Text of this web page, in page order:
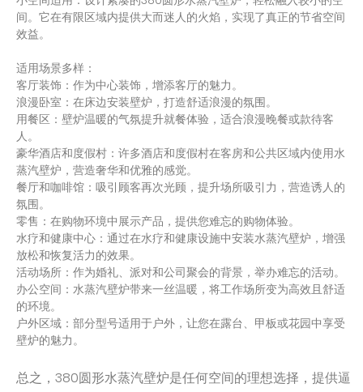
间。它在有限区域内提供大而迷人的火焰，实现了真正的节省空间
效益。
适用场景多样：
客厅装饰：作为中心装饰，增添客厅的魅力。
浪漫卧室：在床边安装壁炉，打造舒适浪漫的氛围。
用餐区：壁炉温暖的气氛提升就餐体验，适合浪漫晚餐或款待客
人。
豪华酒店和度假村：许多酒店和度假村在客房和公共区域内使用水
蒸汽壁炉，营造奢华和优雅的感觉。
餐厅和咖啡馆：吸引顾客再次光顾，提升场所吸引力，营造诱人的
氛围。
零售：在购物环境中展示产品，提供您难忘的购物体验。
水疗和健康中心：通过在水疗和健康设施中安装水蒸汽壁炉，增强
放松和恢复活力的效果。
活动场所：作为婚礼、派对和公司聚会的背景，举办难忘的活动。
办公空间：水蒸汽壁炉带来一丝温暖，将工作场所变为高效且舒适
的环境。
户外区域：部分型号适用于户外，让您在露台、甲板或花园中享受
壁炉的魅力。
总之，380圆形水蒸汽壁炉是任何空间的理想选择，提供逼